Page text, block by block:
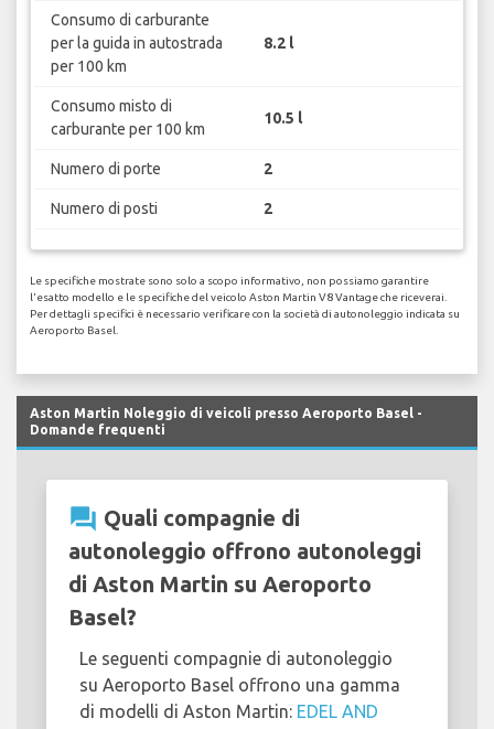
Consumo di carburante
per la guida in autostrada
per 100 km
8.2 l
Consumo misto di
carburante per 100 km
10.5 l
Numero di porte 2
Numero di posti 2
Le specifiche mostrate sono solo a scopo informativo, non possiamo garantire
l'esatto modello e le specifiche del veicolo Aston Martin V8 Vantage che riceverai.
Per dettagli specifici è necessario verificare con la società di autonoleggio indicata su
Aeroporto Basel.
Aston Martin Noleggio di veicoli presso Aeroporto Basel -
Domande frequenti
question_answer Quali compagnie di
autonoleggio offrono autonoleggi
di Aston Martin su Aeroporto
Basel?
Le seguenti compagnie di autonoleggio
su Aeroporto Basel offrono una gamma
di modelli di Aston Martin: EDEL AND